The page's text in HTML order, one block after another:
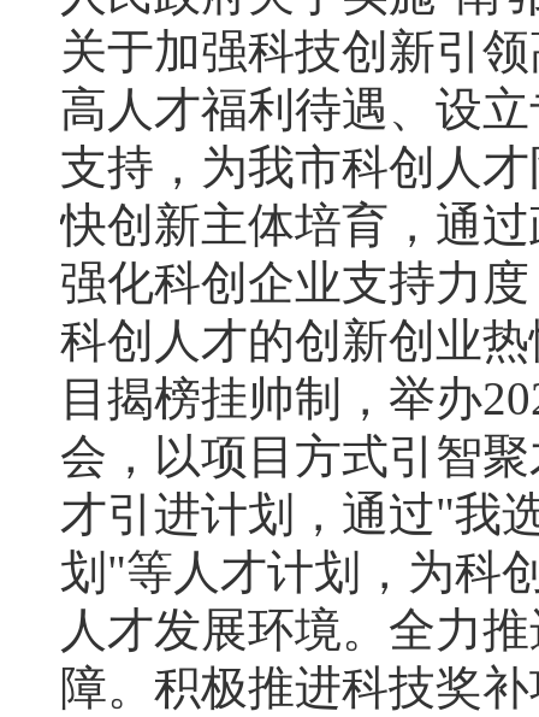
关于加强科技创新引
高人才福利待遇、设
支持，为我市科创人
快创新主体培育，通
强化科创企业支持力
科创人才的创新创业
目揭榜挂帅制，举办
会，以项目方式引智
才引进计划，通过"我
划"等人才计划，为科
人才发展环境。全力
障。积极推进科技奖